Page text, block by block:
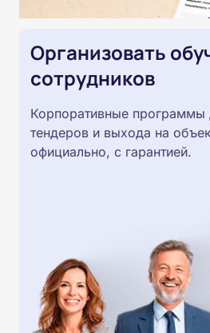
Организовать
сотрудников
Корпоративные программы
тендеров и выхода на
официально, с гарантией.